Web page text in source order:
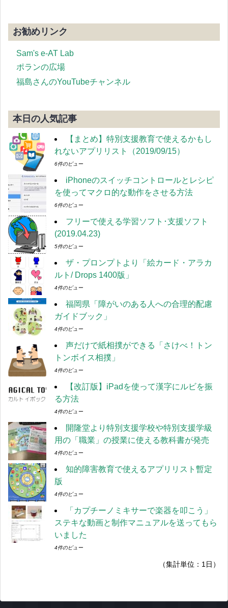
お勧めリンク
Sam's e-AT Lab
ポランの広場
福島さんのYouTubeチャンネル
本日の人気記事
【まとめ】特別支援教育で使えるかもし
れないアプリリスト（2019/09/15）
6件のビュー
iPhoneのスイッチコントロールとレシピ
を使ってマクロ的な動作をさせる方法
6件のビュー
フリーで使える学習ソフト･支援ソフト
(2019.04.23)
5件のビュー
ザ・プロンプトより「絵カード・アラカ
ルト/ Drops 1400版」
4件のビュー
福岡県「障がいのある人への合理的配慮
ガイドブック」
4件のビュー
声だけで紙相撲ができる「さけべ！トン
トンボイス相撲」
4件のビュー
【改訂版】iPadを使って漢字にルビを振
る方法
4件のビュー
開隆堂より特別支援学校や特別支援学級
用の「職業」の授業に使える教科書が発売
4件のビュー
知的障害教育で使えるアプリリスト暫定
版
4件のビュー
「カプチーノミキサーで楽器を叩こう」
ステキな動画と制作マニュアルを送ってもら
いました
4件のビュー
（集計単位：1日）